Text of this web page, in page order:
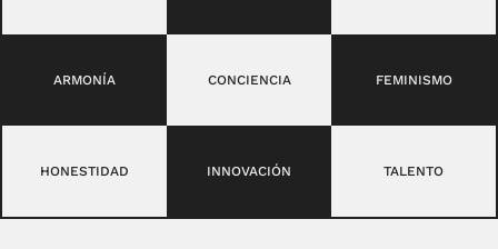
ARMONÍA CONCIENCIA FEMINISMO
HONESTIDAD INNOVACIÓN TALENTO